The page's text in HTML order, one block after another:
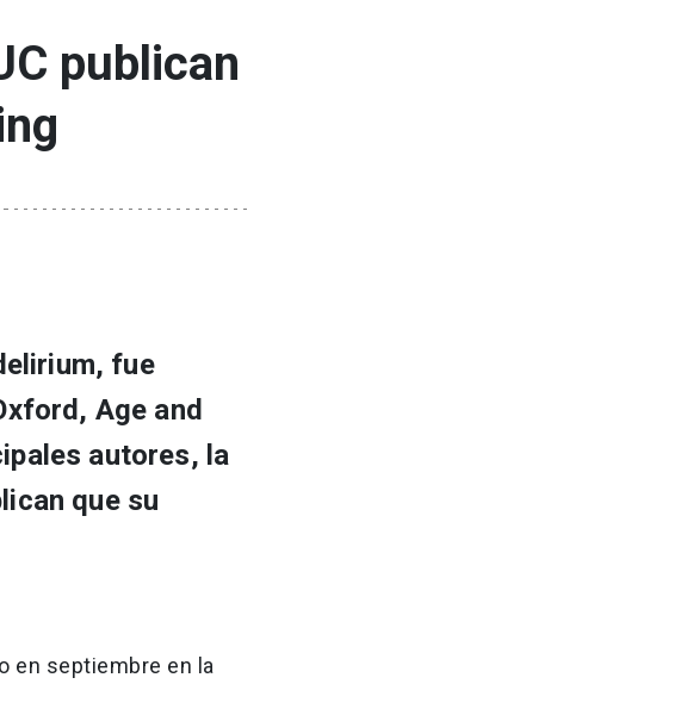
publican
fue
Age and
autores, la
que su
en septiembre en la